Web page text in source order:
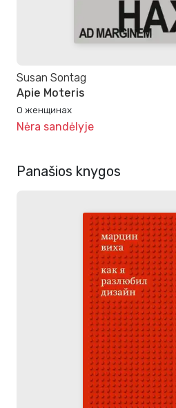
Susan Sontag
Apie Moteris
О женщинах
Nėra sandėlyje
Panašios knygos